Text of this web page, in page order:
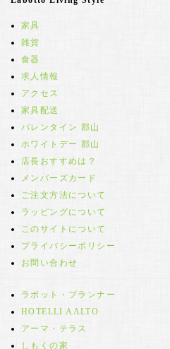
家具
雑貨
食器
求人情報
アクセス
家具配送
バレンタイン 郡山
ホワイトデー 郡山
店長おすすめは？
メンバーズカード
ご注文方法について
ラッピングについて
このサイトについて
プライバシーポリシー
お問い合わせ
ラボット・プランナー
HOTELLI AALTO
アーマ・テラス
しもくの家